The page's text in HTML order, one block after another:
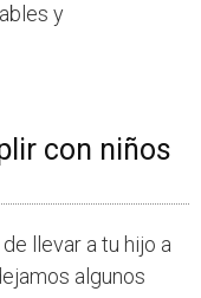
y
con niños
llevar a tu hijo a
algunos